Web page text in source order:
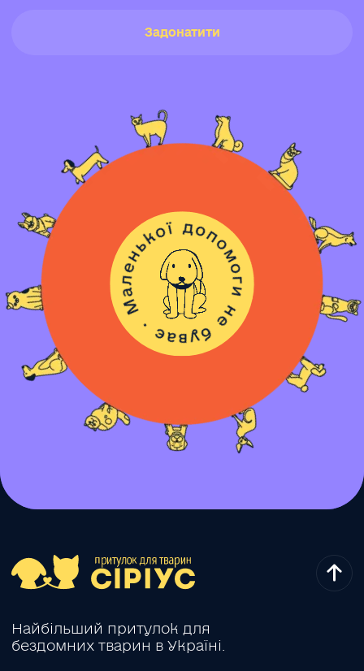
Задонатити
Найбільший притулок для
бездомних тварин в Україні.